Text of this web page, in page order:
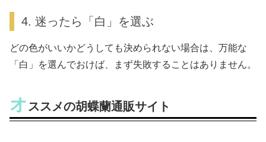
4. 迷ったら「白」を選ぶ
どの色がいいかどうしても決められない場合は、万能な
「白」を選んでおけば、まず失敗することはありません。
オススメの胡蝶蘭通販サイト